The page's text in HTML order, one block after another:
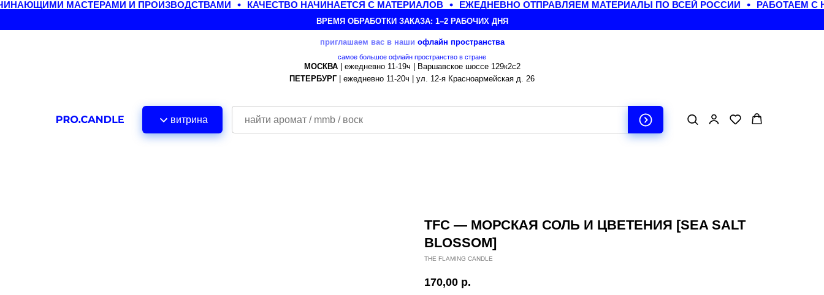
МАСТЕРАМИ И ПРОИЗВОДСТВАМИ КАЧЕСТВО НАЧИНАЕТСЯ С МАТЕРИАЛОВ ЕЖЕДНЕВНО ОТПРАВЛЯЕМ МАТЕРИАЛЫ ПО ВСЕЙ РОССИИ РАБОТАЕМ С
ВРЕМЯ ОБРАБОТКИ ЗАКАЗА: 1–2 РАБОЧИХ ДНЯ
приглашаем вас в наши офлайн пространства
самое большое офлайн пространство в стране
МОСКВА| ежедневно 11-19ч | Варшавское шоссе 129к2с2
ПЕТЕРБУРГ| ежедневно 11-20ч | ул. 12-я Красноармейская д. 26
витрина
TFC — МОРСКАЯ СОЛЬ И ЦВЕТЕНИЯ [SEA SALT
BLOSSOM]
THE FLAMING CANDLE
170,00 р.